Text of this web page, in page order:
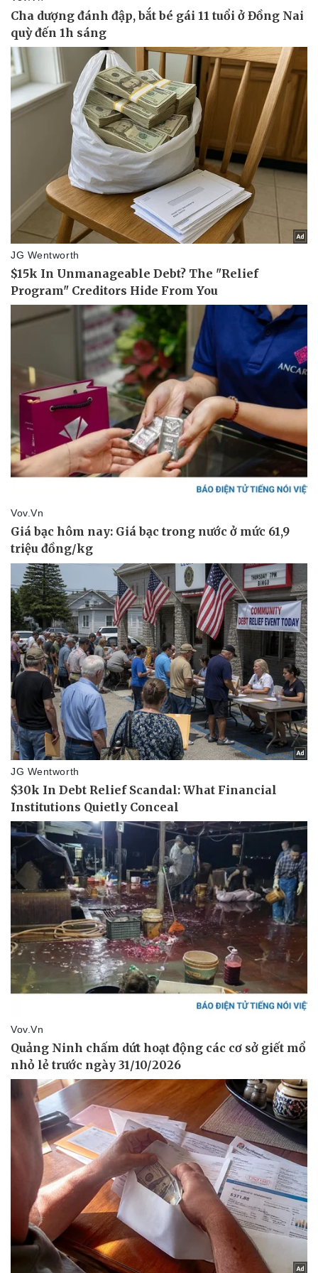
Pháp luật
Vụ án
Quân sự - Quốc phòng
Vũ khí
Việt Nam
Phân tích
Thể thao
Bóng đá
Lịch thi đấu bóng đá
Thế giới thể thao
eSports
Hậu trường
Ô tô - Xe máy
Ô tô
Xe máy
Tư vấn